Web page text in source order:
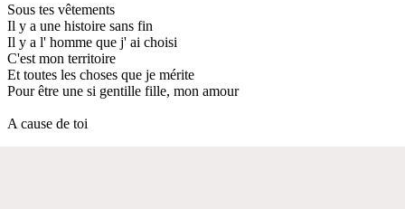
Sous tes vêtements
Il y a une histoire sans fin
Il y a l' homme que j' ai choisi
C'est mon territoire
Et toutes les choses que je mérite
Pour être une si gentille fille, mon amour
A cause de toi